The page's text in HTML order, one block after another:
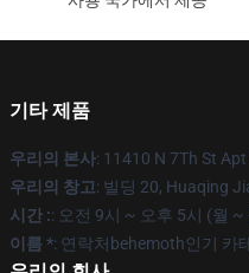
기타 제품
우리의 본사: 11410 N 7Th St
우리의 창고: 빌딩 20, Huaqing
시간 :: 오전 9시 ~ 오후 5시 (월 ~
이름 *: 연락처behemoth인기 카